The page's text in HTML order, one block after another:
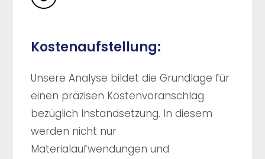
Kostenaufstellung:
Unsere Analyse bildet die Grundlage für
einen präzisen Kostenvoranschlag
bezüglich Instandsetzung. In diesem
werden nicht nur
Materialaufwendungen und